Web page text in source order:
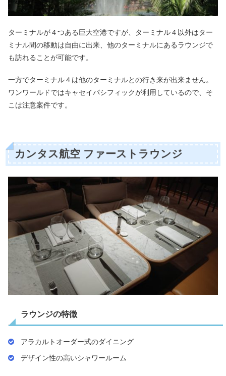
ターミナルが４つある巨大空港ですが、ターミナル４以外はター
ミナル間の移動は自由に出来、他のターミナルにあるラウンジで
も訪れることが可能です。
一方でターミナル４は他のターミナルとの行き来が出来ません。
ワンワールドではキャセイパシフィックが利用しているので、そ
こは注意案件です。
カンタス航空 ファーストラウンジ
ラウンジの特徴
アラカルトオーダー式のダイニング
デザイン性の高いシャワールーム